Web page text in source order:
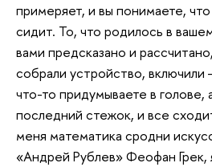
примеряет, и вы понимаете,
сидит. То, что родилось в
вами предсказано и
собрали устройство,
что-то придумываете в голове,
последний стежок, и все
меня математика сродни
«Андрей Рублев» Феофан